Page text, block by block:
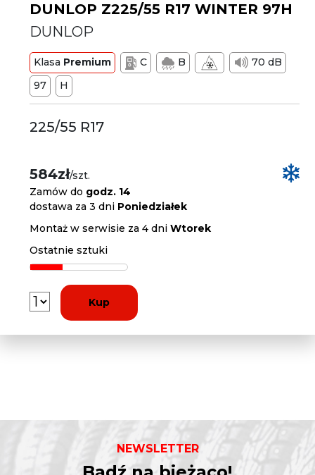
DUNLOP Z225/55 R17 WINTER 97H
DUNLOP
Klasa Premium C B
70 dB
97
H
225/55 R17
584zł/szt.
Zamów do godz. 14
dostawa za 3 dni Poniedziałek
Montaż w serwisie za 4 dniWtorek
Ostatnie sztuki
Kup
NEWSLETTER